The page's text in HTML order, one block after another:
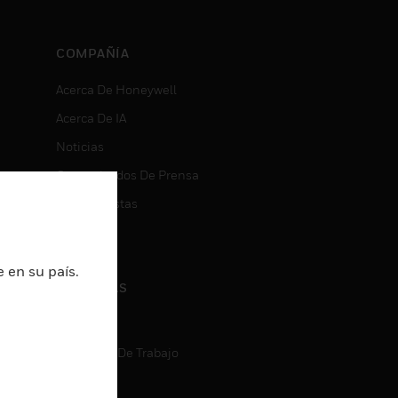
COMPAÑÍA
Acerca De Honeywell
Acerca De IA
Noticias
Comunicados De Prensa
Inversionistas
CARRERAS
Búsqueda De Trabajo
en su país.